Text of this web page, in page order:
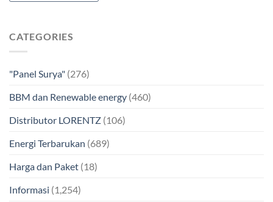
CATEGORIES
"Panel Surya" (276)
BBM dan Renewable energy (460)
Distributor LORENTZ (106)
Energi Terbarukan (689)
Harga dan Paket (18)
Informasi (1,254)